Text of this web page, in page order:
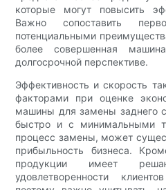
которые могут повысить
Важно сопоставить
потенциальными
более совершенная
долгосрочной перспективе.
Эффективность и скорость
факторами при оценке
машины для замены заднего
быстро и с минимальными
процесс замены, может
прибыльность бизнеса.
продукции имеет
удовлетворенности